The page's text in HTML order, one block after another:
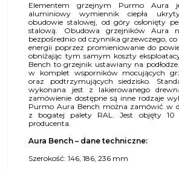
Elementem grzejnym Purmo Aura
aluminiowy wymiennik ciepła
obudowie stalowej, od góry osłonięty
stalową. Obudowa grzejników Aura
bezpośrednio od czynnika grzewczego,
energii poprzez promieniowanie do
obniżając tym samym koszty
Bench to grzejnik ustawiany na
w komplet wsporników mocujących
oraz podtrzymujących siedzisko.
wykonana jest z lakierowanego
zamówienie dostępne są inne rodzaje
Purmo Aura Bench można zamówić w
z bogatej palety RAL. Jest objęty 10
producenta.
Aura Bench – dane techniczne:
Szerokość: 146, 186, 236 mm